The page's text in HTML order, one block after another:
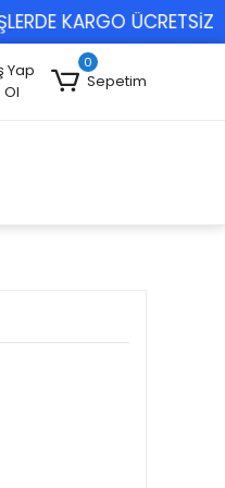
KARGO ÜCRETSİZ
Yap
Ol
0
Sepetim